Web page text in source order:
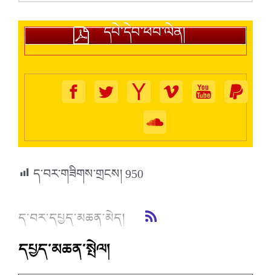
དཔེ་དེབ་ཕབ་ལེན།
ད་བར་གཟིགས་གྲངས།950
ད་བར་དཔྱད་མཆན་མེད།
དཔྱད་མཆན་སྤེལ།